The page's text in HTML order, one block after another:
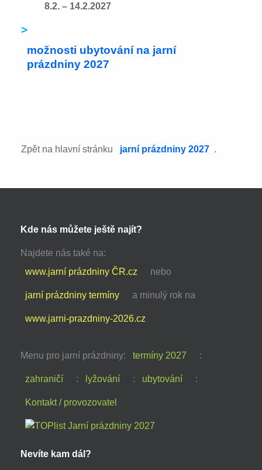
8.2. – 14.2.2027
>
možnosti ubytování na jarní
prázdniny 2027
Zpět na hlavní stránku jarní prázdniny 2027 .
Kde nás můžete ještě najít?
Najdete nás také na:
www.jarní prázdniny ČR.cz
nebo
jarní prázdniny termíny a minulý rok na
www.jarni-prazdniny-2026.cz
Menu pro jarní prázdniny: termíny 2027 :
zahraničí : lyžování : ubytování :
Kontakt / provozovatel
Nevíte kam dál?